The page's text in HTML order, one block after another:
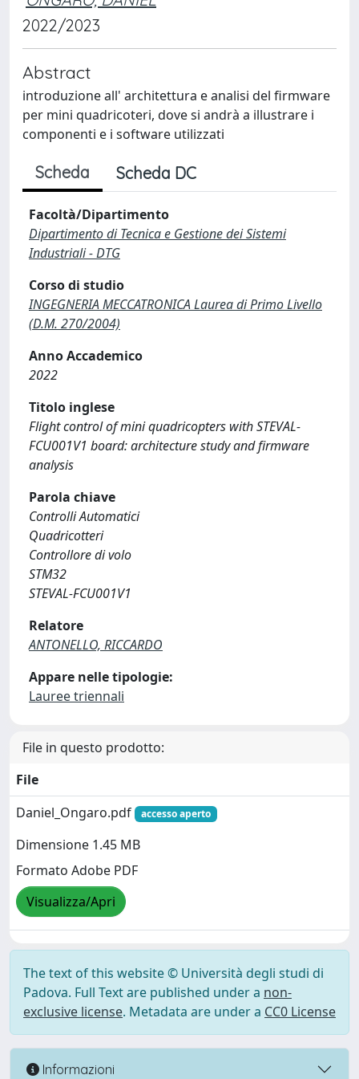
2022/2023
Abstract
introduzione all' architettura e analisi del firmware
per mini quadricoteri, dove si andrà a illustrare i
componenti e i software utilizzati
Scheda Scheda DC
Facoltà/Dipartimento
Dipartimento di Tecnica e Gestione dei Sistemi
Industriali - DTG
Corso di studio
INGEGNERIA MECCATRONICA Laurea di Primo Livello
(D.M. 270/2004)
Anno Accademico
2022
Titolo inglese
Flight control of mini quadricopters with STEVAL-
FCU001V1 board: architecture study and firmware
analysis
Parola chiave
Controlli Automatici
Quadricotteri
Controllore di volo
STM32
STEVAL-FCU001V1
Relatore
ANTONELLO, RICCARDO
Appare nelle tipologie:
Lauree triennali
File in questo prodotto:
File
Daniel_Ongaro.pdf
accesso aperto
Dimensione 1.45 MB
Formato Adobe PDF
Visualizza/Apri
The text of this website © Università degli studi di
Padova. Full Text are published under a non-
exclusive license. Metadata are under a CC0 License
Informazioni